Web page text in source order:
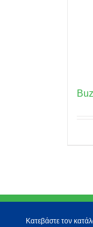
Κατεβάστε τον